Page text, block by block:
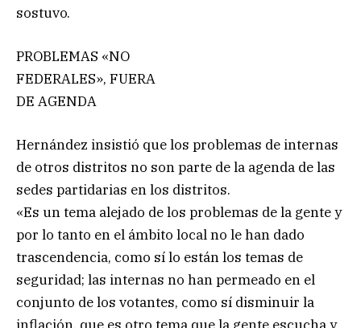
sostuvo.
PROBLEMAS «NO
FEDERALES», FUERA
DE AGENDA
Hernández insistió que los problemas de internas
de otros distritos no son parte de la agenda de las
sedes partidarias en los distritos.
«Es un tema alejado de los problemas de la gente y
por lo tanto en el ámbito local no le han dado
trascendencia, como sí lo están los temas de
seguridad; las internas no han permeado en el
conjunto de los votantes, como sí disminuir la